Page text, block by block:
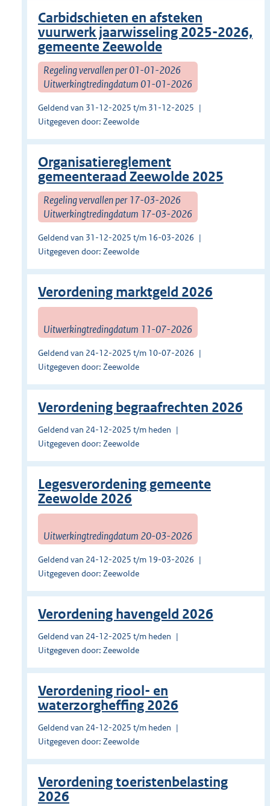
Carbidschieten en afsteken
vuurwerk jaarwisseling 2025-2026,
gemeente Zeewolde
Regeling vervallen per 01-01-2026
Uitwerkingtredingdatum 01-01-2026
Geldend van 31-12-2025 t/m 31-12-2025
Uitgegeven door: Zeewolde
Organisatiereglement
gemeenteraad Zeewolde 2025
Regeling vervallen per 17-03-2026
Uitwerkingtredingdatum 17-03-2026
Geldend van 31-12-2025 t/m 16-03-2026
Uitgegeven door: Zeewolde
Verordening marktgeld 2026
Uitwerkingtredingdatum 11-07-2026
Geldend van 24-12-2025 t/m 10-07-2026
Uitgegeven door: Zeewolde
Verordening begraafrechten 2026
Geldend van 24-12-2025 t/m heden
Uitgegeven door: Zeewolde
Legesverordening gemeente
Zeewolde 2026
Uitwerkingtredingdatum 20-03-2026
Geldend van 24-12-2025 t/m 19-03-2026
Uitgegeven door: Zeewolde
Verordening havengeld 2026
Geldend van 24-12-2025 t/m heden
Uitgegeven door: Zeewolde
Verordening riool- en
waterzorgheffing 2026
Geldend van 24-12-2025 t/m heden
Uitgegeven door: Zeewolde
Verordening toeristenbelasting
2026